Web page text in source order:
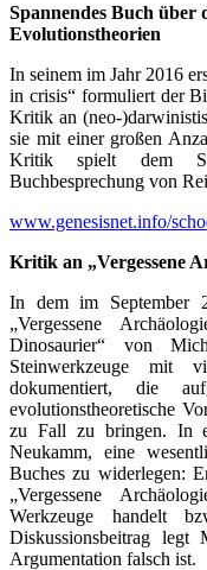
Spannendes Buch über
Evolutionstheorien
In seinem im Jahr 2016
in crisis“ formuliert der
Kritik an (neo-
sie mit einer großen
Kritik spielt dem
Buchbesprechung von
www.genesisnet.info/
Kritik an „Vergessene
In dem im September
„Vergessene
Dinosaurier“ von
Steinwerkzeuge mit
dokumentiert, die
evolutionstheoretische
zu Fall zu bringen. In
Neukamm, eine
Buches zu widerlegen:
„Vergessene
Werkzeuge handelt
Diskussionsbeitrag legt
Argumentation falsch ist.